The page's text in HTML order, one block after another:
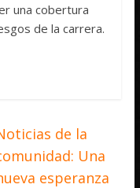
una cobertura
de la carrera.
de la
Una
esperanza